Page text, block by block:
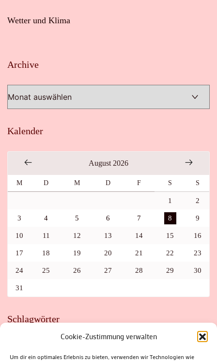
Cookie-Zustimmung verwalten
Um dir ein optimales Erlebnis zu bieten, verwenden wir Technologien wie
Wetter und Klima
Archive
Kalender
August 2026
M D M D F S S
1 2
3 4 5 6 7 8 9
10 11 12 13 14 15 16
17 18 19 20 21 22 23
24 25 26 27 28 29 30
31
Schlagwörter
FAHRRAD
FLOHMARKT FOLK GEWINNSPIEL
HITZE